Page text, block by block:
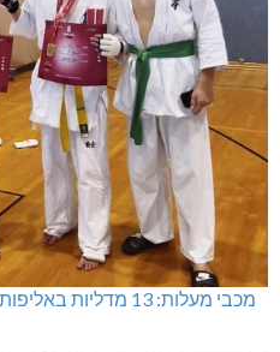
מכבי מעלות: 13 מדליות באליפות ישראל